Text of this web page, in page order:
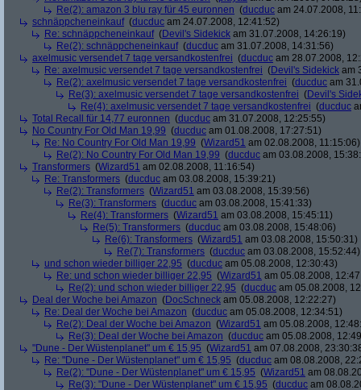
Re(2): amazon 3 blu ray für 45 euronnen (ducduc am 24.07.2008,
schnäppcheneinkauf(ducduc am 24.07.2008, 12:41:52)
Re: schnäppcheneinkauf(Devil's Sidekick am 31.07.2008, 14:26:19)
Re(2): schnäppcheneinkauf(ducduc am 31.07.2008, 14:31:56)
axelmusic versendet 7 tage versandkostenfrei (ducduc am 28.07.2008,
Re: axelmusic versendet 7 tage versandkostenfrei (Devil's Sidekick am
Re(2): axelmusic versendet 7 tage versandkostenfrei (ducduc am
Re(3): axelmusic versendet 7 tage versandkostenfrei (Devil's
Re(4): axelmusic versendet 7 tage versandkostenfrei (ducduc
Total Recall für 14,77 euronnen (ducduc am 31.07.2008, 12:25:55)
No Country For Old Man 19,99 (ducduc am 01.08.2008, 17:27:51)
Re: No Country For Old Man 19,99 (Wizard51 am 02.08.2008, 11:15:06)
Re(2): No Country For Old Man 19,99 (ducduc am 03.08.2008,
Transformers (Wizard51 am 02.08.2008, 11:16:54)
Re: Transformers (ducduc am 03.08.2008, 15:39:21)
Re(2): Transformers (Wizard51 am 03.08.2008, 15:39:56)
Re(3): Transformers (ducduc am 03.08.2008, 15:41:33)
Re(4): Transformers (Wizard51 am 03.08.2008, 15:45:11)
Re(5): Transformers (ducduc am 03.08.2008, 15:48:06)
Re(6): Transformers (Wizard51 am 03.08.2008, 15:50:31)
Re(7): Transformers (ducduc am 03.08.2008, 15:52:44)
und schon wieder billiger 22,95 (ducduc am 05.08.2008, 12:30:43)
Re: und schon wieder billiger 22,95 (Wizard51 am 05.08.2008,
Re(2): und schon wieder billiger 22,95 (ducduc am 05.08.2008,
Deal der Woche bei Amazon (DocSchneck am 05.08.2008, 12:22:27)
Re: Deal der Woche bei Amazon (ducduc am 05.08.2008, 12:34:51)
Re(2): Deal der Woche bei Amazon (Wizard51 am 05.08.2008,
Re(3): Deal der Woche bei Amazon (ducduc am 05.08.2008,
"Dune - Der Wüstenplanet" um € 15,95 (Wizard51 am 07.08.2008,
Re: "Dune - Der Wüstenplanet" um € 15,95 (ducduc am 08.08.2008,
Re(2): "Dune - Der Wüstenplanet" um € 15,95 (Wizard51 am
Re(3): "Dune - Der Wüstenplanet" um € 15,95 (ducduc am